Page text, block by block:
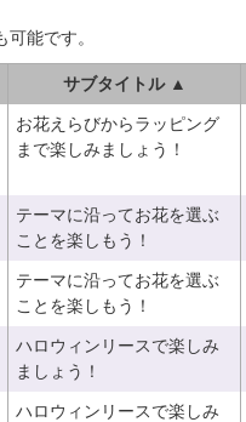
能です。
サブタイトル ▲
お花えらびからラッピング
まで楽しみましょう！
テーマに沿ってお花を選ぶ
ことを楽しもう！
テーマに沿ってお花を選ぶ
ことを楽しもう！
ハロウィンリースで楽しみ
ましょう！
ハロウィンリースで楽しみ